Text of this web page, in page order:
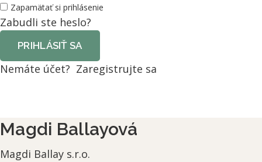
Zapamätať si prihlásenie
Zabudli ste heslo?
PRIHLÁSIŤ SA
Nemáte účet? Zaregistrujte sa
Magdi Ballayová
Magdi Ballay s.r.o.